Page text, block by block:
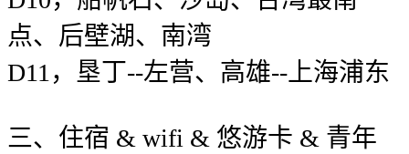
点、后壁湖、南湾
D11，垦丁--左营、高雄--上海浦东
三、住宿 & wifi & 悠游卡 & 青年